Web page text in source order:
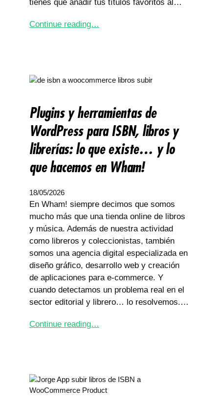
tienes que añadir tus títulos favoritos al…
Continue reading…
Plugins y herramientas de
WordPress para ISBN, libros y
librerías: lo que existe… y lo
que hacemos en Wham!
18/05/2026
En Wham! siempre decimos que somos
mucho más que una tienda online de libros
y música. Además de nuestra actividad
como libreros y coleccionistas, también
somos una agencia digital especializada en
diseño gráfico, desarrollo web y creación
de aplicaciones para e‑commerce. Y
cuando detectamos un problema real en el
sector editorial y librero… lo resolvemos.…
Continue reading…